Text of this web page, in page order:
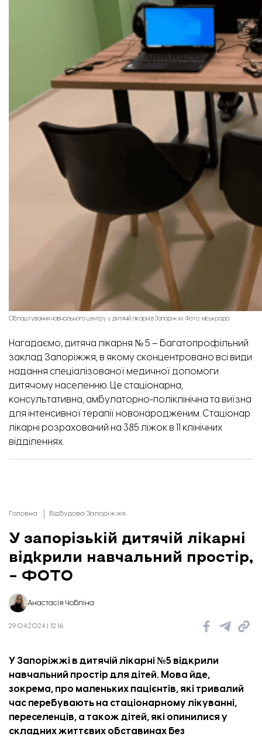
Облаштування навчального центру у дитячій лікарні в Запоріжжі. Фото: міськрада
Нагадаємо, дитяча лікарня № 5 – багатопрофільний
заклад Запоріжжя, в якому сконцентровано всі види
надання спеціалізованої медичної допомоги
дитячому населенню. Це стаціонарна,
консультативна, амбулаторно-поліклінічна та виїзна
для інтенсивної терапії новонародженим. Стаціонар
лікарні розрахований на 385 ліжок в 11 клінічних
відділеннях.
Головна Відбудова Запоріжжя
У запорізькій дитячій лікарні
відкрили навчальний простір,
– ФОТО
Анастасія Чобліна
29.04.2024 | 12:16
У Запоріжжі в дитячій лікарні №5 відкрили
навчальний простір для дітей. Мова йде,
зокрема, про маленьких пацієнтів, які тривалий
час перебувають на стаціонарному лікуванні,
переселенців, а також дітей, які опинилися у
складних життєвих обставинах без